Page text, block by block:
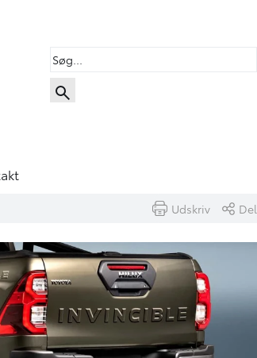
Udskriv Del